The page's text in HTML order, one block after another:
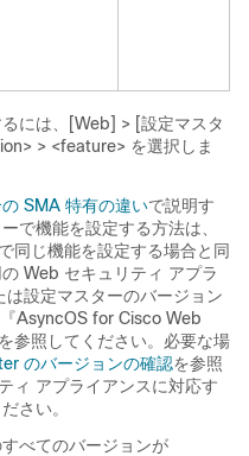
には、[Web] > [設定マスタ
> <feature> を選択しま
SMA 特有の違いで説明す
で機能を設定する方法は、
同じ機能を設定する場合と同
Web セキュリティ アプラ
設定マスターのバージョン
AsyncOS for Cisco Web
参照してください。必要な場
のバージョンの確認を参照
ィ アプライアンスに対応す
さい。
べてのバージョンが